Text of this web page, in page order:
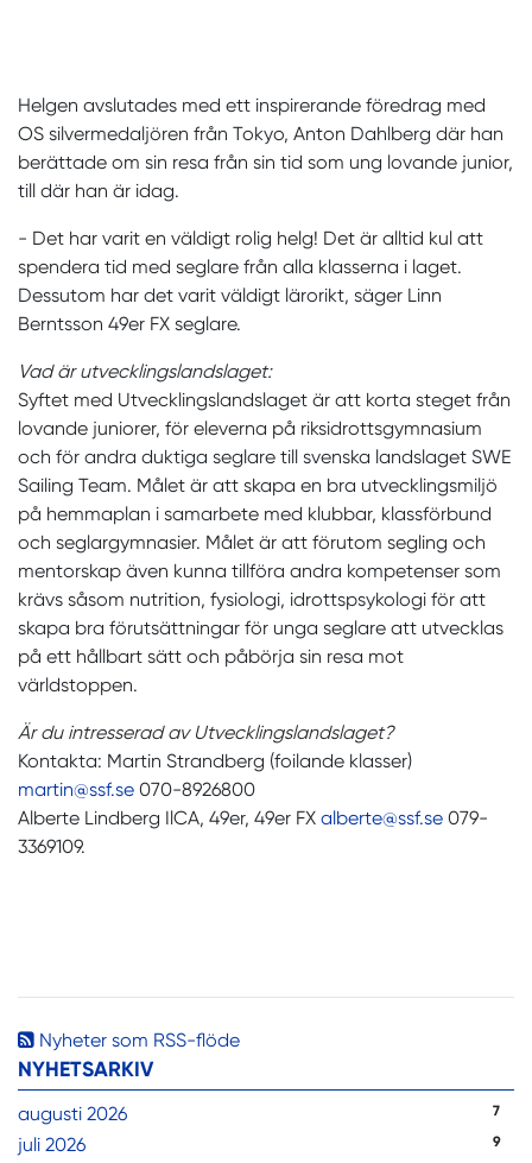
Nyheter som RSS-flöde
NYHETSARKIV
augusti 2026 7
juli 2026 9
Helgen avslutades med ett inspirerande föredrag med
OS silvermedaljören från Tokyo, Anton Dahlberg där han
berättade om sin resa från sin tid som ung lovande junior,
till där han är idag.
- Det har varit en väldigt rolig helg! Det är alltid kul att
spendera tid med seglare från alla klasserna i laget.
Dessutom har det varit väldigt lärorikt, säger Linn
Berntsson 49er FX seglare.
Vad är utvecklingslandslaget:
Syftet med Utvecklingslandslaget är att korta steget från
lovande juniorer, för eleverna på riksidrottsgymnasium
och för andra duktiga seglare till svenska landslaget SWE
Sailing Team. Målet är att skapa en bra utvecklingsmiljö
på hemmaplan i samarbete med klubbar, klassförbund
och seglargymnasier. Målet är att förutom segling och
mentorskap även kunna tillföra andra kompetenser som
krävs såsom nutrition, fysiologi, idrottspsykologi för att
skapa bra förutsättningar för unga seglare att utvecklas
på ett hållbart sätt och påbörja sin resa mot
världstoppen.
Är du intresserad av Utvecklingslandslaget?
Kontakta: Martin Strandberg (foilande klasser)
martin@ssf.se 070-8926800
Alberte Lindberg IlCA, 49er, 49er FX alberte@ssf.se 079-
3369109.